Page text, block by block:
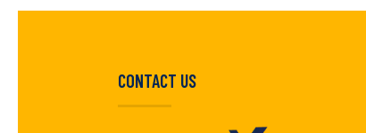
CONTACT US